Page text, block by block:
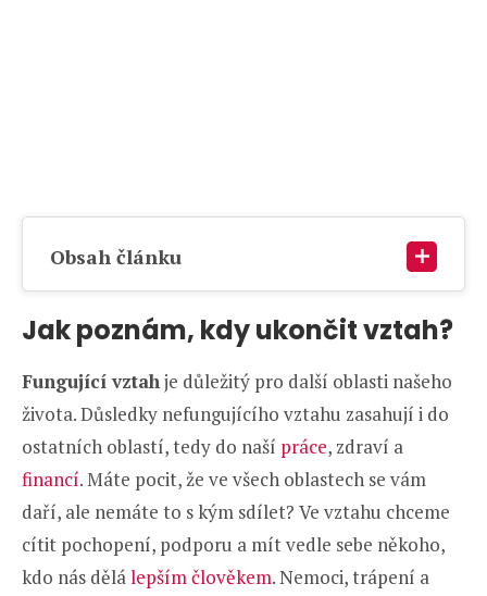
Obsah článku
Jak poznám, kdy ukončit vztah?
Fungující vztahje důležitý pro další oblasti našeho
života. Důsledky nefungujícího vztahu zasahují i do
ostatních oblastí, tedy do naší práce, zdraví a
financí. Máte pocit, že ve všech oblastech se vám
daří, ale nemáte to s kým sdílet? Ve vztahu chceme
cítit pochopení, podporu a mít vedle sebe někoho,
kdo nás dělálepším člověkem. Nemoci, trápení a